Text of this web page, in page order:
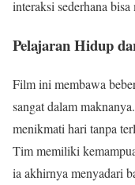
interaksi sederhana
Pelajaran Hidup
Film ini membawa
sangat dalam
menikmati hari tanpa
Tim memiliki
ia akhirnya menyadari